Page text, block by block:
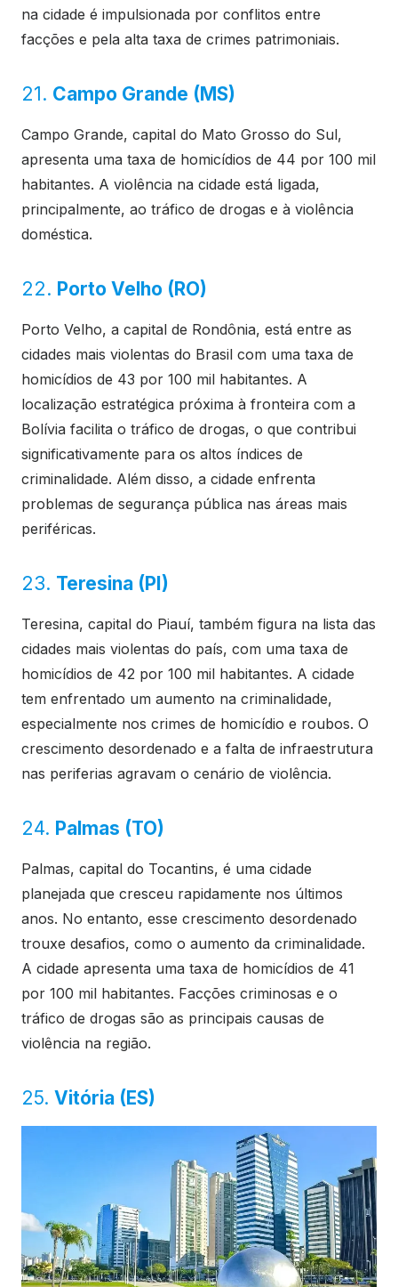
na cidade é impulsionada por conflitos entre
facções e pela alta taxa de crimes patrimoniais.
21. Campo Grande (MS)
Campo Grande, capital do Mato Grosso do Sul,
apresenta uma taxa de homicídios de 44 por 100 mil
habitantes. A violência na cidade está ligada,
principalmente, ao tráfico de drogas e à violência
doméstica.
22. Porto Velho (RO)
Porto Velho, a capital de Rondônia, está entre as
cidades mais violentas do Brasil com uma taxa de
homicídios de 43 por 100 mil habitantes. A
localização estratégica próxima à fronteira com a
Bolívia facilita o tráfico de drogas, o que contribui
significativamente para os altos índices de
criminalidade. Além disso, a cidade enfrenta
problemas de segurança pública nas áreas mais
periféricas.
23. Teresina (PI)
Teresina, capital do Piauí, também figura na lista das
cidades mais violentas do país, com uma taxa de
homicídios de 42 por 100 mil habitantes. A cidade
tem enfrentado um aumento na criminalidade,
especialmente nos crimes de homicídio e roubos. O
crescimento desordenado e a falta de infraestrutura
nas periferias agravam o cenário de violência.
24. Palmas (TO)
Palmas, capital do Tocantins, é uma cidade
planejada que cresceu rapidamente nos últimos
anos. No entanto, esse crescimento desordenado
trouxe desafios, como o aumento da criminalidade.
A cidade apresenta uma taxa de homicídios de 41
por 100 mil habitantes. Facções criminosas e o
tráfico de drogas são as principais causas de
violência na região.
25. Vitória (ES)